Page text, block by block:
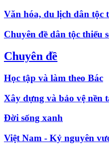
Văn hóa, du lịch dân tộc
Chuyên đề dân tộc thiểu
Chuyên đề
Học tập và làm theo Bác
Xây dựng và bảo vệ nền
Đời sống xanh
Việt Nam - Kỷ nguyên